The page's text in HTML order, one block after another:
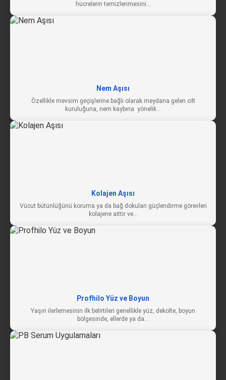
hücrelerin temizlenmesini…
Nem Aşısı
Özellikle mevsim geçişlerine bağlı olarak meydana gelen cilt
kuruluğuna, nem kaybına yönelik…
Kolajen Aşısı
Vücut bütünlüğünü koruma ya da bağ dokuları güçlendirme görevleri
kolajene aittir ve…
Profhilo Yüz ve Boyun
Yaşın ilerlemesinin ilk belirtileri genellikle yüz, dekolte, boyun
bölgesinde, ellerde ya da…